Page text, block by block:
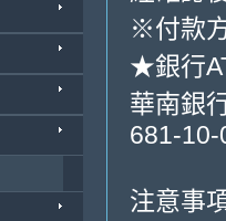
※付款
★銀行
華南銀
681-
注意事